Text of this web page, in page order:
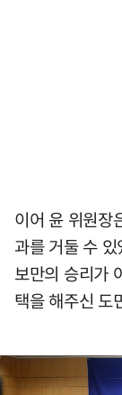
이어 윤 위원장
과를 거둘 수
보만의 승리가
택을 해주신 도